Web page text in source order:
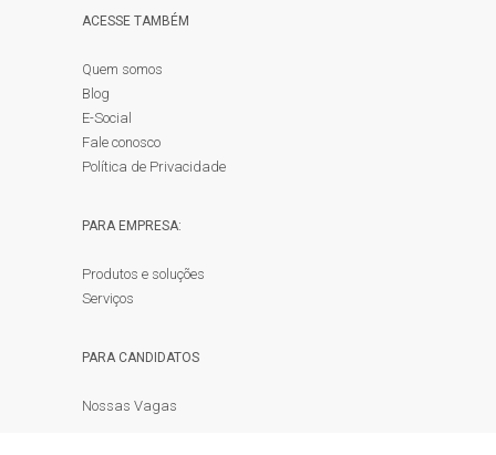
ACESSE TAMBÉM
Quem somos
Blog
E-Social
Fale conosco
Política de Privacidade
PARA EMPRESA:
Produtos e soluções
Serviços
PARA CANDIDATOS
Nossas Vagas